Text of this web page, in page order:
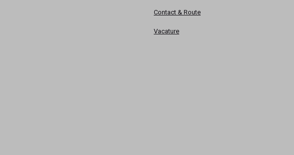
Contact & Route
Vacature